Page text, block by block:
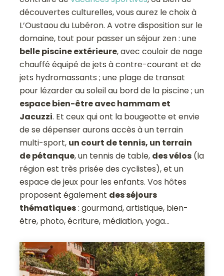
découvertes culturelles, vous aurez le choix à
L’Oustaou du Lubéron. A votre disposition sur le
domaine, tout pour passer un séjour zen : une
belle piscine extérieure, avec couloir de nage
chauffé équipé de jets à contre-courant et de
jets hydromassants ; une plage de transat
pour lézarder au soleil au bord de la piscine ; un
espace bien-être avec hammam et
Jacuzzi. Et ceux qui ont la bougeotte et envie
de se dépenser aurons accès à un terrain
multi-sport, un court de tennis, un terrain
de pétanque, un tennis de table, des vélos (la
région est très prisée des cyclistes), et un
espace de jeux pour les enfants. Vos hôtes
proposent également des séjours
thématiques: gourmand, artistique, bien-
être, photo, écriture, médiation, yoga…